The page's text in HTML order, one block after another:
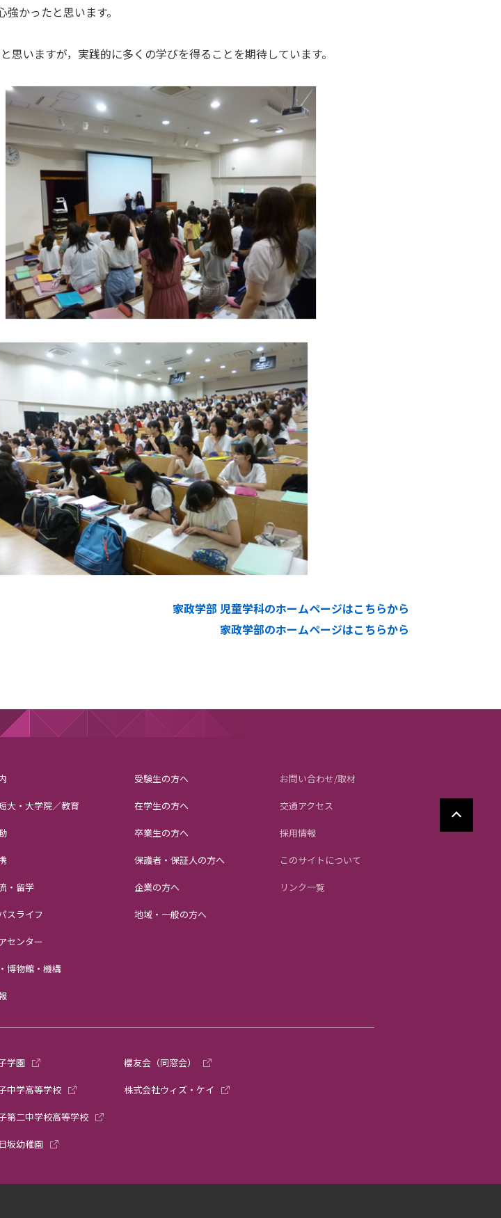
かったと思います。
いますが，実践的に多くの学びを得ることを期待しています。
家政学部 児童学科のホームページはこちらから
家政学部のホームページはこちらから
大・大学院／教育
・留学
スライフ
センター
博物館・機構
受験生の方へ
在学生の方へ
卒業生の方へ
保護者・保証人の方へ
企業の方へ
地域・一般の方へ
お問い合わせ/取材
交通アクセス
採用情報
このサイトについて
リンク一覧
学園
中学高等学校
第二中学校高等学校
坂幼稚園
櫻友会（同窓会）
株式会社ウィズ・ケイ